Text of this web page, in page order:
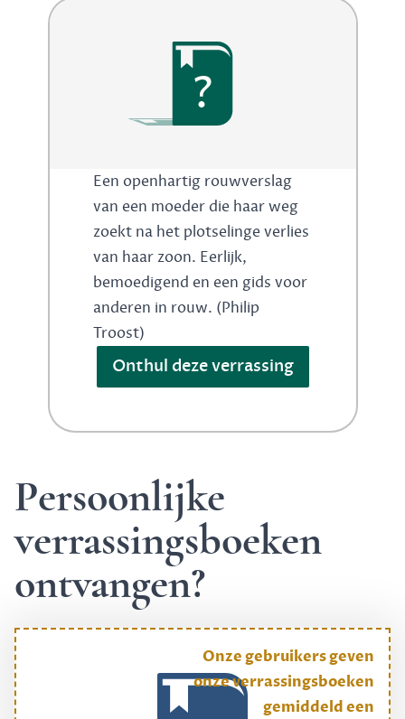
?
Een openhartig rouwverslag
van een moeder die haar weg
zoekt na het plotselinge verlies
van haar zoon. Eerlijk,
bemoedigend en een gids voor
anderen in rouw. (Philip
Troost)
Onthul deze verrassing
Persoonlijke
verrassingsboeken
ontvangen?
Onze gebruikers geven
onze verrassingsboeken
gemiddeld een